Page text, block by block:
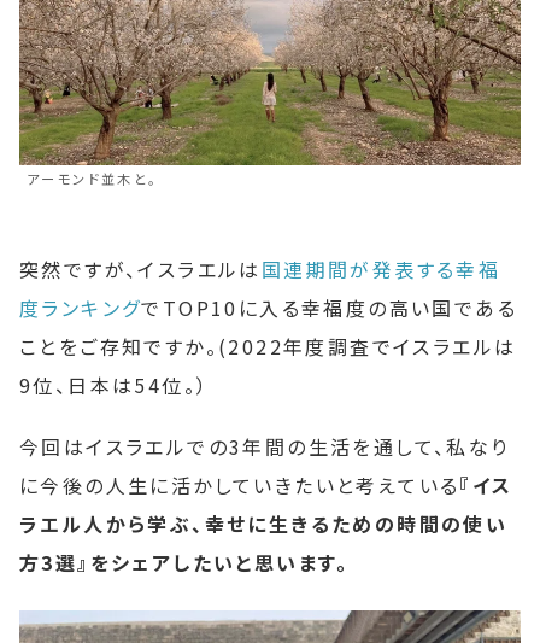
アーモンド並木と。
突然ですが、イスラエルは 国連期間が発表する幸福
度ランキングでTOP10に入る幸福度の高い国である
ことをご存知ですか。(2022年度調査でイスラエルは
9位、日本は54位。）
今回はイスラエルでの3年間の生活を通して、私なり
に今後の人生に活かしていきたいと考えている『イス
ラエル人から学ぶ、幸せに生きるための時間の使い
方3選』をシェアしたいと思います。